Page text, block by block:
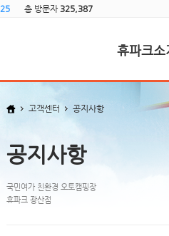
25 총 방문자 325,387
휴파크소
고객센터 공지사항
공지사항
국민여가 친환경 오토캠핑장
휴파크 광산점